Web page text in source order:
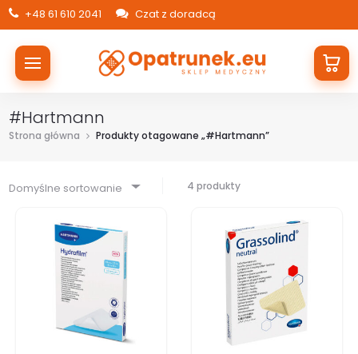
+48 61 610 2041 Czat z doradcą
#Hartmann
Strona główna Produkty otagowane „#Hartmann”
Domyślne sortowanie 4 produkty